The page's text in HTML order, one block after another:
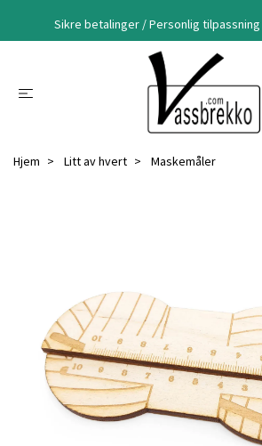
Sikre betalinger / Personlig
Hjem Litt av hvert Maskemåler